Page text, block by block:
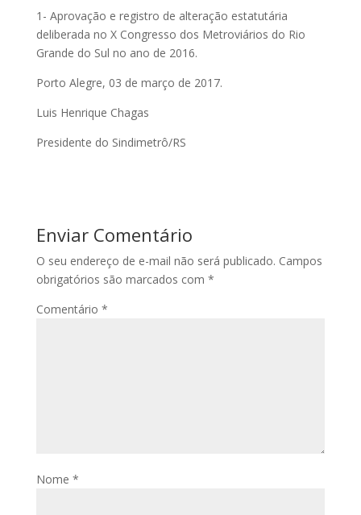
1- Aprovação e registro de alteração estatutária
deliberada no X Congresso dos Metroviários do Rio
Grande do Sul no ano de 2016.
Porto Alegre, 03 de março de 2017.
Luis Henrique Chagas
Presidente do Sindimetrô/RS
Enviar Comentário
O seu endereço de e-mail não será publicado. Campos
obrigatórios são marcados com *
Comentário *
Nome *